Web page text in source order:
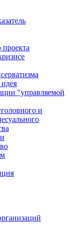
"управляемой
и